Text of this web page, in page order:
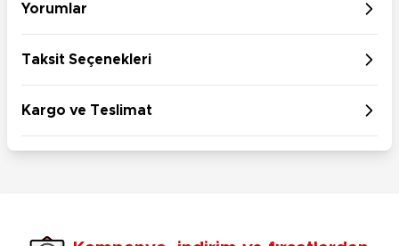
Yorumlar
Taksit Seçenekleri
Kargo ve Teslimat